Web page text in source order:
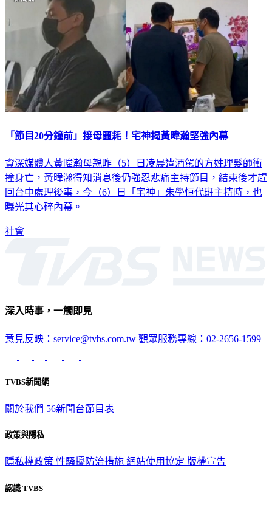
「節目20分鐘前」接母噩耗！宅神揭黃暐瀚堅強內幕
資深媒體人黃暐瀚母親昨（5）日凌晨遭酒駕的方姓理髮師衝
撞身亡，黃暐瀚得知消息後仍強忍悲痛主持節目，結束後才趕
回台中處理後事，今（6）日「宅神」朱學恒代班主持時，也
曝光其心碎內幕。
社會
深入時事，一觸即見
意見反映：service@tvbs.com.tw 觀眾服務專線：02-2656-1599
TVBS新聞網
關於我們 56新聞台節目表
政策與隱私
隱私權政策 性騷擾防治措施 網站使用協定 版權宣告
認識 TVBS